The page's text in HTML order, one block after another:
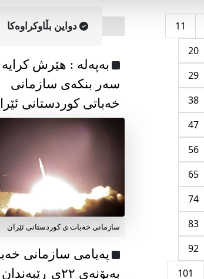
11
20
29
38
47
56
65
74
83
92
101
دواین بڵاوکراوه‌کا
به‌په‌له‌ : هێرش کرایە
سەر بنکەی سازمانی
خەباتی کوردستانی
سازمانی خەبات ی کوردستانی ئێران
پەیامی سازمانی
بەبۆنەی ۲۲ی ڕێبەندان